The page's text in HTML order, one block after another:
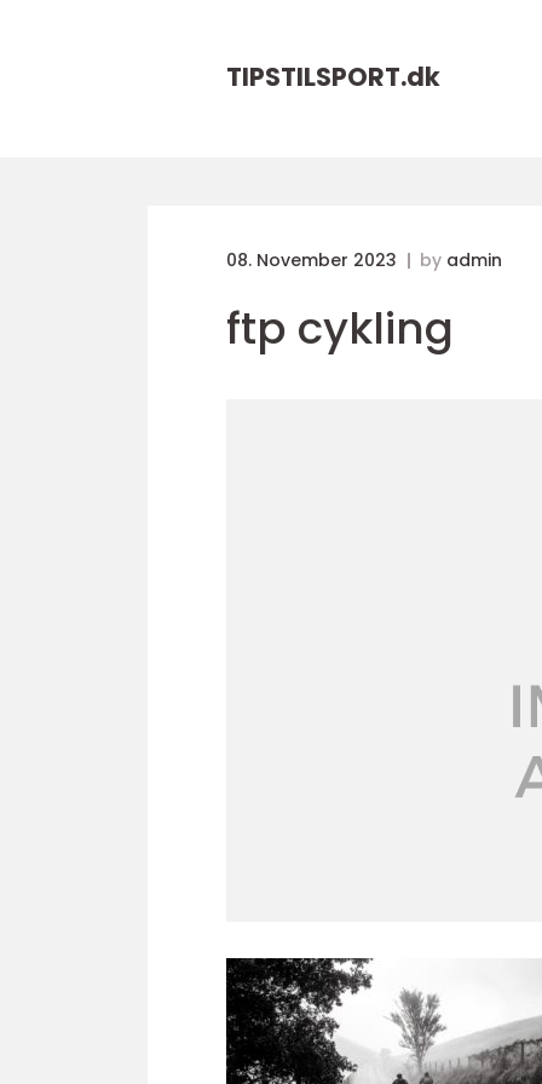
TIPSTILSPORT.dk
08. November 2023 by admin
ftp cykling